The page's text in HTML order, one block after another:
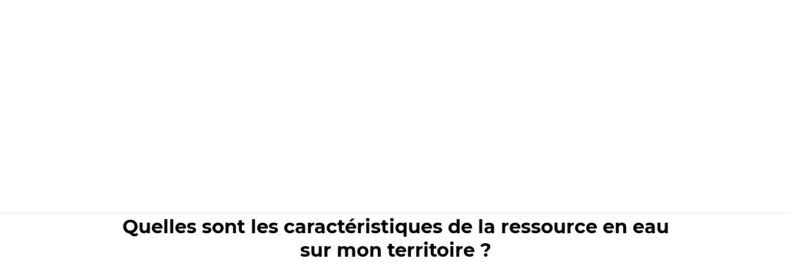
Quelles sont les caractéristiques de la ressource en eau
sur mon territoire ?